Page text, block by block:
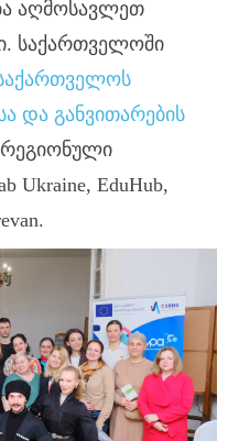
აღმოსავლეთ
საქართველოში
და განვითარების
Ukraine, EduHub,